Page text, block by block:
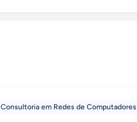
Consultoria em Redes de Computadores